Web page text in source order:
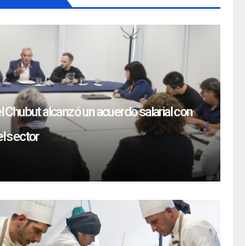
Chubut alcanzó un acuerdo salarial con
sector